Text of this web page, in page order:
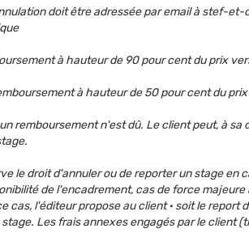
doit être adressée par email à stef-
à hauteur de 90 pour cent du prix
à hauteur de 50 pour cent du
remboursement n'est dû. Le client peut, à
le droit d'annuler ou de reporter un stage
de l'encadrement, cas de force
cas, l'éditeur propose au client · soit le
Les frais annexes engagés par le client